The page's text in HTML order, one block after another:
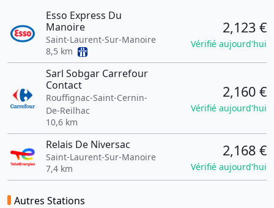
Esso Express Du
Manoire
Saint-Laurent-Sur-Manoire
8,5 km
2,123 €
Vérifié aujourd'hui
Sarl Sobgar Carrefour
Contact
Rouffignac-Saint-Cernin-
De-Reilhac
10,6 km
2,160 €
Vérifié aujourd'hui
Relais De Niversac
Saint-Laurent-Sur-Manoire
7,4 km
2,168 €
Vérifié aujourd'hui
Autres Stations